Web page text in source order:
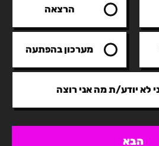
הרצאה
מערכון בהפתעה
לא יודע/ת מה אני רוצה
הבא